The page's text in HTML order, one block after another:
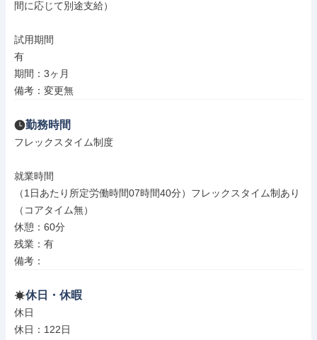
間に応じて別途支給）
試用期間
有
期間：3ヶ月
備考：変更無
勤務時間
フレックスタイム制度
就業時間
（1日あたり所定労働時間07時間40分）フレックスタイム制あり
（コアタイム無）
休憩：60分
残業：有
備考：
休日・休暇
休日
休日：122日